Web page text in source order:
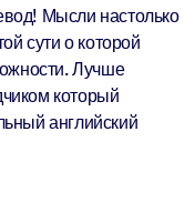
Мысли настолько
сути о которой
Лучше
который
английский